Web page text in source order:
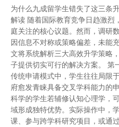
为什么九成留学生错失了这三条
解读 随着国际教育竞争日趋激烈
庭关注的核心议题。然而，调研
因信息不对称或策略偏差，未能
文将系统解析三大高效升学策略
子提供切实可行的解决方案。 第
传统申请模式中，学生往往局限
府愈发青睐具备交叉学科能力的
科学的学生若辅修认知心理学，
域形成独特优势。实际操作中，
课、参与跨学科研究项目，或通